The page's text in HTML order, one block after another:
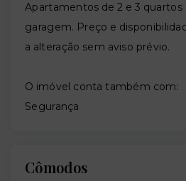
Apartamentos de 2 e 3 quartos
garagem. Preço e
a alteração sem aviso prévio.
O imóvel conta também com:
Segurança
Cômodos